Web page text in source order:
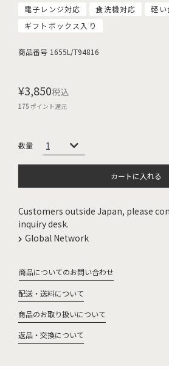
電子レンジ対応 食洗機対応
軽い
ギフトボックス入り
商品番号 1655L/T94816
¥3,850税込
175ポイント還元
カートに入れる
Customers outside Japan, please
inquiry desk.
Global Network
商品についてのお問い合わせ
配送・送料について
商品のお取り扱いについて
返品・交換について